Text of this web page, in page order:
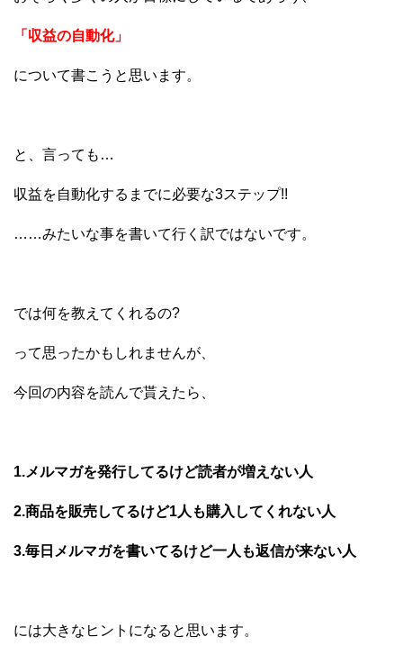
「収益の自動化」
について書こうと思います。
と、言っても…
収益を自動化するまでに必要な3ステップ!!
……みたいな事を書いて行く訳ではないです。
では何を教えてくれるの?
って思ったかもしれませんが、
今回の内容を読んで貰えたら、
1.メルマガを発行してるけど読者が増えない人
2.商品を販売してるけど1人も購入してくれない人
3.毎日メルマガを書いてるけど一人も返信が来ない人
には大きなヒントになると思います。